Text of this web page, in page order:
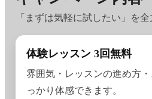
「まずは気軽に試したい」を全
体験レッスン 3回無料
雰囲気・レッスンの進め方
っかり体感できます。